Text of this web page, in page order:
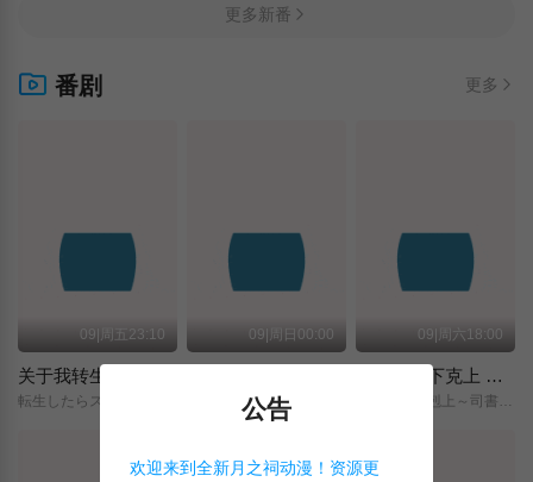
更多新番
番剧 更多
09|周五23:10 09|周日00:00 09|周六18:00
小书痴的下克上 〜为了成为图书管理员而不择手段〜 领主的养女
公告
欢迎来到全新月之祠动漫！资源更